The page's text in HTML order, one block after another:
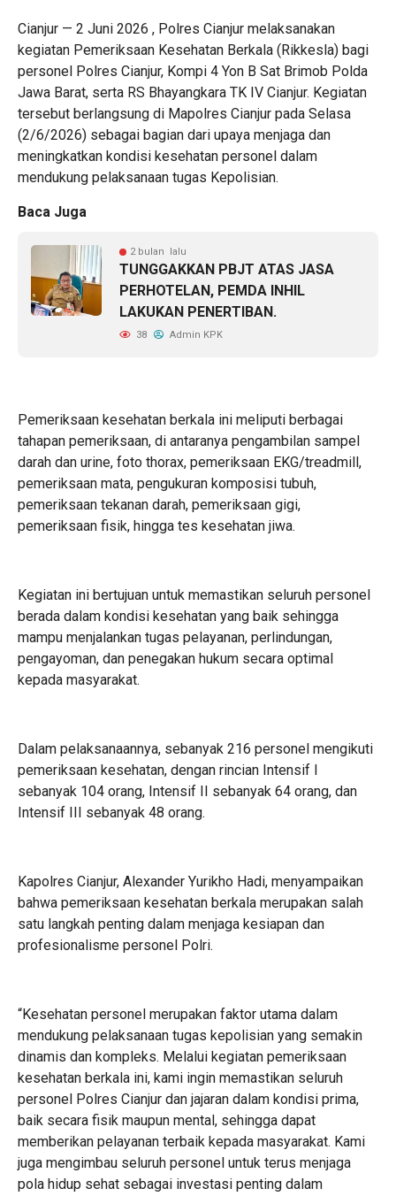
Cianjur — 2 Juni 2026 , Polres Cianjur melaksanakan
kegiatan Pemeriksaan Kesehatan Berkala (Rikkesla) bagi
personel Polres Cianjur, Kompi 4 Yon B Sat Brimob Polda
Jawa Barat, serta RS Bhayangkara TK IV Cianjur. Kegiatan
tersebut berlangsung di Mapolres Cianjur pada Selasa
(2/6/2026) sebagai bagian dari upaya menjaga dan
meningkatkan kondisi kesehatan personel dalam
mendukung pelaksanaan tugas Kepolisian.
Baca Juga
2 bulan lalu
TUNGGAKKAN PBJT ATAS JASA
PERHOTELAN, PEMDA INHIL
LAKUKAN PENERTIBAN.
38 Admin KPK
Pemeriksaan kesehatan berkala ini meliputi berbagai
tahapan pemeriksaan, di antaranya pengambilan sampel
darah dan urine, foto thorax, pemeriksaan EKG/treadmill,
pemeriksaan mata, pengukuran komposisi tubuh,
pemeriksaan tekanan darah, pemeriksaan gigi,
pemeriksaan fisik, hingga tes kesehatan jiwa.
Kegiatan ini bertujuan untuk memastikan seluruh personel
berada dalam kondisi kesehatan yang baik sehingga
mampu menjalankan tugas pelayanan, perlindungan,
pengayoman, dan penegakan hukum secara optimal
kepada masyarakat.
Dalam pelaksanaannya, sebanyak 216 personel mengikuti
pemeriksaan kesehatan, dengan rincian Intensif I
sebanyak 104 orang, Intensif II sebanyak 64 orang, dan
Intensif III sebanyak 48 orang.
Kapolres Cianjur, Alexander Yurikho Hadi, menyampaikan
bahwa pemeriksaan kesehatan berkala merupakan salah
satu langkah penting dalam menjaga kesiapan dan
profesionalisme personel Polri.
“Kesehatan personel merupakan faktor utama dalam
mendukung pelaksanaan tugas kepolisian yang semakin
dinamis dan kompleks. Melalui kegiatan pemeriksaan
kesehatan berkala ini, kami ingin memastikan seluruh
personel Polres Cianjur dan jajaran dalam kondisi prima,
baik secara fisik maupun mental, sehingga dapat
memberikan pelayanan terbaik kepada masyarakat. Kami
juga mengimbau seluruh personel untuk terus menjaga
pola hidup sehat sebagai investasi penting dalam